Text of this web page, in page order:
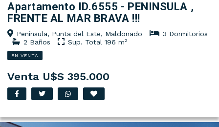
Apartamento ID.6555 - PENINSULA ,
FRENTE AL MAR BRAVA !!!
Península, Punta del Este, Maldonado
3 Dormitorios
2 Baños
Sup. Total 196 m2
EN VENTA
Venta U$S 395.000